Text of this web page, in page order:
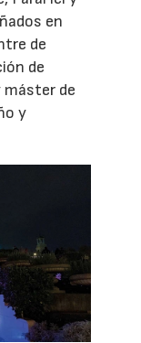
en
de
de
máster de
y